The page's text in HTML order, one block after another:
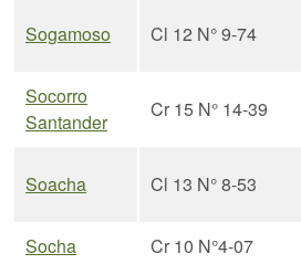
Sogamoso Cl 12 N° 9-74
Socorro
Santander
Cr 15 N° 14-39
Soacha Cl 13 N° 8-53
Socha
Cr 10 N°4-07